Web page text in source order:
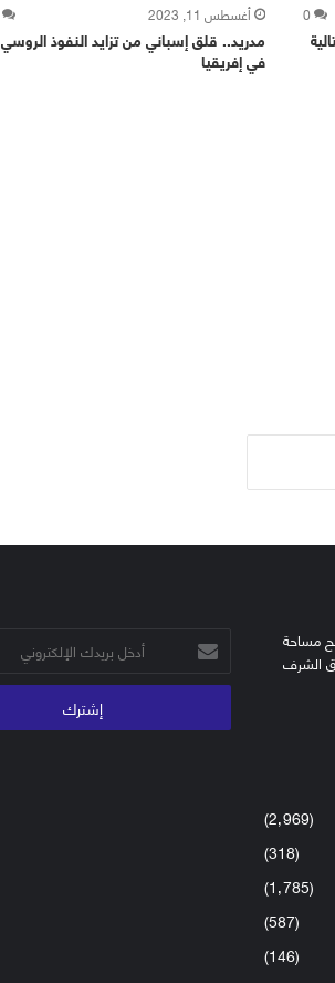
0 أغسطس 11, 2023
مدريد.. قلق إسباني من تزايد النفوذ الروسي
في إفريقيا
مساحة
الشرف
(2٬969)
(318)
(1٬785)
(587)
(146)
أدخل
بريدك
الإلكتروني